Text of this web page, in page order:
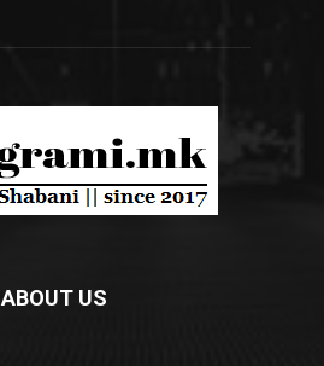
ABOUT US